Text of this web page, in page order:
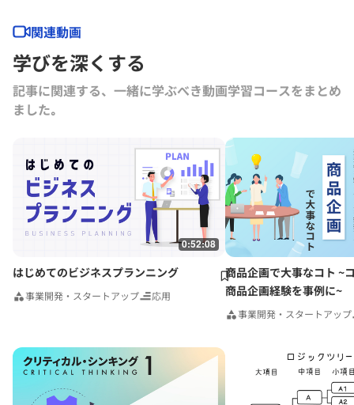
ィ』（きんざい）、『ケースで学ぶ起業戦略』（日経BP社）、『MBA
ビジネスプラン』（ダイヤモンド社）、『ベンチャーキャピタリストが
語る起業家への提言』（税務研究会）がある。
関連動画
学びを深くする
記事に関連する、一緒に学ぶべき動画学習コースをまとめ
ました｡
0:52:08
はじめてのビジネスプランニング
事業開発・スタートアップ 応用
商品企画で大事なコト ~
商品企画経験を事例に~
事業開発・スタートアップ